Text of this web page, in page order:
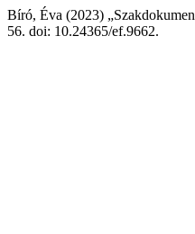
Bíró, Éva (2023)
56. doi: 10.24365/ef.9662.